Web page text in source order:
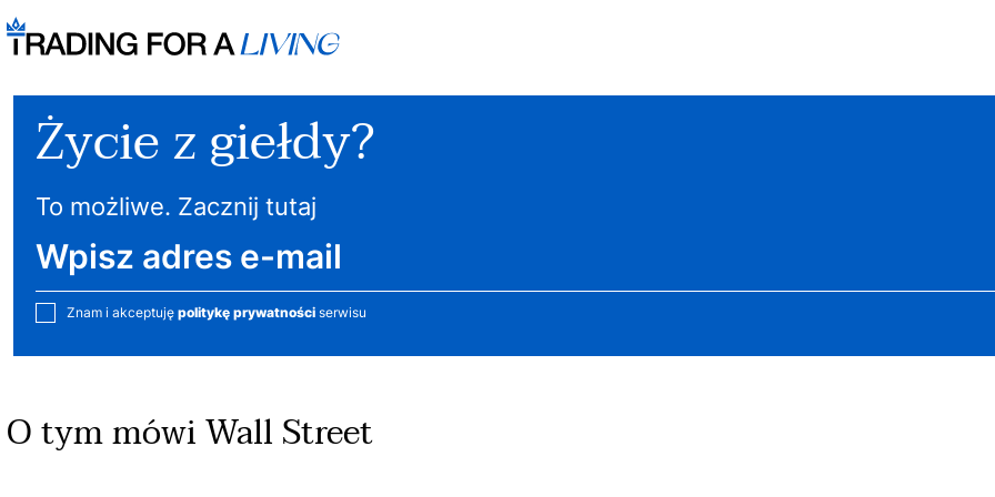
Życie z giełdy?
To możliwe. Zacznij tutaj
Znam i akceptuję politykę prywatności serwisu
O tym mówi Wall Street